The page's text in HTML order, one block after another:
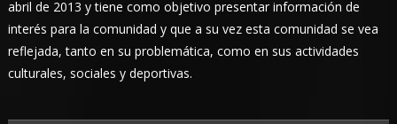
abril de 2013 y tiene como objetivo presentar información de
interés para la comunidad y que a su vez esta comunidad se vea
reflejada, tanto en su problemática, como en sus actividades
culturales, sociales y deportivas.